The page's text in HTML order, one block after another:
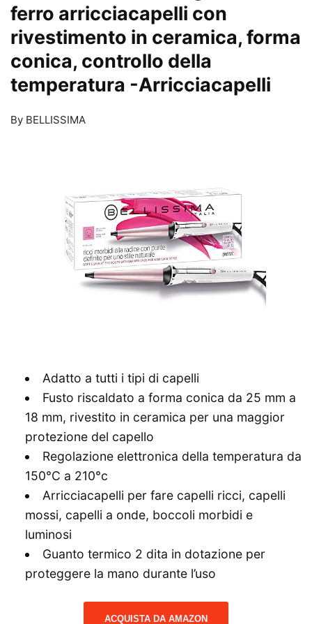
ferro arricciacapelli con
rivestimento in ceramica, forma
conica, controllo della
temperatura -Arricciacapelli
By BELLISSIMA
Adatto a tutti i tipi di capelli
Fusto riscaldato a forma conica da 25 mm a
18 mm, rivestito in ceramica per una maggior
protezione del capello
Regolazione elettronica della temperatura da
150°C a 210°c
Arricciacapelli per fare capelli ricci, capelli
mossi, capelli a onde, boccoli morbidi e
luminosi
Guanto termico 2 dita in dotazione per
proteggere la mano durante l’uso
ACQUISTA DA AMAZON